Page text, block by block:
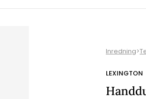
Inredning>
LEXINGTON